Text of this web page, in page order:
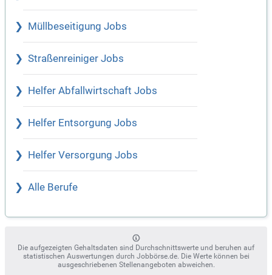
Müllbeseitigung Jobs
Straßenreiniger Jobs
Helfer Abfallwirtschaft Jobs
Helfer Entsorgung Jobs
Helfer Versorgung Jobs
Alle Berufe
Die aufgezeigten Gehaltsdaten sind Durchschnittswerte und beruhen auf
statistischen Auswertungen durch Jobbörse.de. Die Werte können bei
ausgeschriebenen Stellenangeboten abweichen.